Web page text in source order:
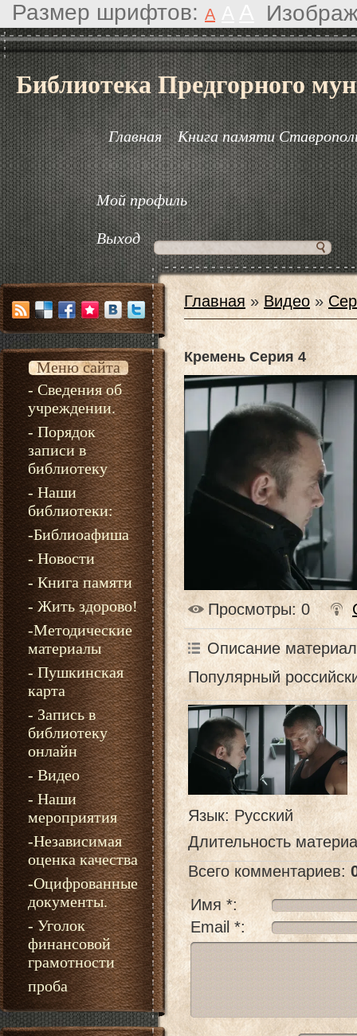
Размер шрифтов: A
Библиотека Предгорного
Главная Книга памяти
Мой профиль
Выход
Меню сайта
- Сведения об
учреждении.
- Порядок
записи в
библиотеку
- Наши
библиотеки:
-Библиоафиша
- Новости
- Книга памяти
- Жить здорово!
-Методические
материалы
- Пушкинская
карта
- Запись в
библиотеку
онлайн
- Видео
- Наши
мероприятия
-Независимая
оценка качества
-Оцифрованные
документы.
- Уголок
финансовой
грамотности
проба
Главная »Видео »
Кремень Серия 4
Просмотры: 0
Описание
Популярный
Язык: Русский
Длительность
Всего комментариев:
Имя *:
Email *: